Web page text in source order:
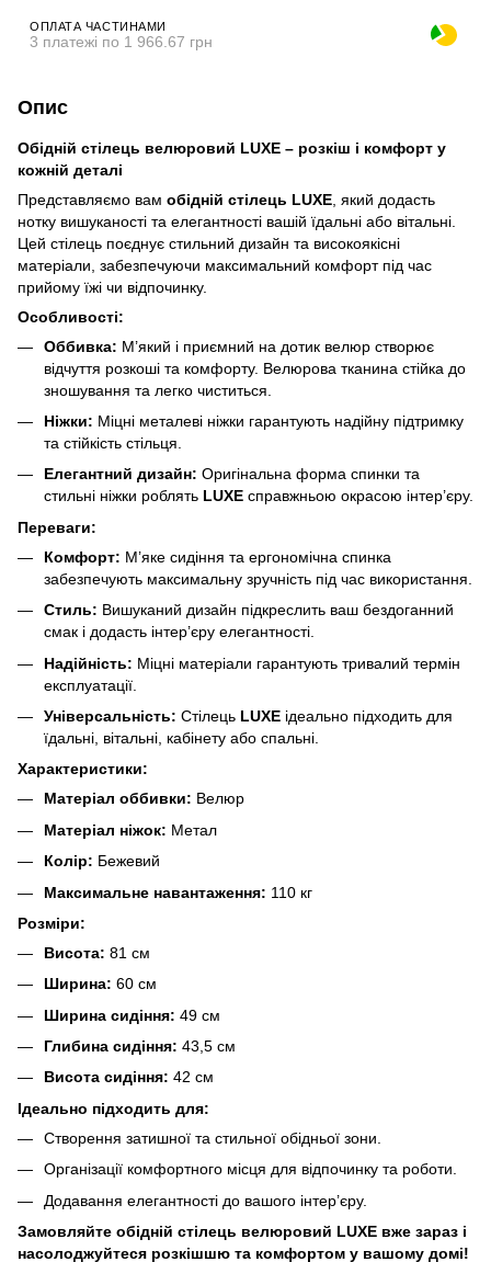
ОПЛАТА ЧАСТИНАМИ
3 платежі по 1 966.67 грн
Опис
Обідній стілець велюровий LUXE – розкіш і комфорт у
кожній деталі
Представляємо вам обідній стілець LUXE , який додасть
нотку вишуканості та елегантності вашій їдальні або вітальні.
Цей стілець поєднує стильний дизайн та високоякісні
матеріали, забезпечуючи максимальний комфорт під час
прийому їжі чи відпочинку.
Особливості:
Оббивка: М’який і приємний на дотик велюр створює
відчуття розкоші та комфорту. Велюрова тканина стійка до
зношування та легко чиститься.
Ніжки: Міцні металеві ніжки гарантують надійну підтримку
та стійкість стільця.
Елегантний дизайн: Оригінальна форма спинки та
стильні ніжки роблять LUXE справжньою окрасою інтер’єру.
Переваги:
Комфорт: М’яке сидіння та ергономічна спинка
забезпечують максимальну зручність під час використання.
Стиль: Вишуканий дизайн підкреслить ваш бездоганний
смак і додасть інтер’єру елегантності.
Надійність: Міцні матеріали гарантують тривалий термін
експлуатації.
Універсальність: Стілець LUXE ідеально підходить для
їдальні, вітальні, кабінету або спальні.
Характеристики:
Матеріал оббивки: Велюр
Матеріал ніжок: Метал
Колір: Бежевий
Максимальне навантаження: 110 кг
Розміри:
Висота: 81 см
Ширина: 60 см
Ширина сидіння: 49 см
Глибина сидіння: 43,5 см
Висота сидіння: 42 см
Ідеально підходить для:
Створення затишної та стильної обідньої зони.
Організації комфортного місця для відпочинку та роботи.
Додавання елегантності до вашого інтер’єру.
Замовляйте обідній стілець велюровий LUXE вже зараз і
насолоджуйтеся розкішшю та комфортом у вашому домі!